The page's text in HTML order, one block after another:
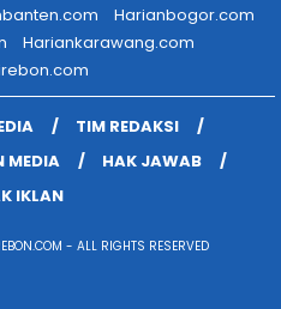
Harianbogor.com
Hariankarawang.com
TIM REDAKSI
MEDIA
HAK JAWAB
IKLAN
- ALL RIGHTS RESERVED